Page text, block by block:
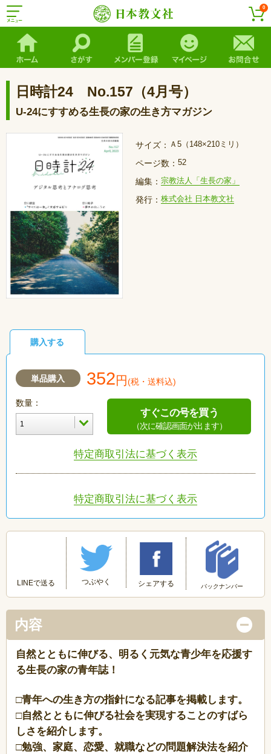
0
日時計24 No.157（4月号）
U-24にすすめる生長の家の生き方マガジン
サイズ： Ａ5（148×210ミリ）
ページ数： 52
編集： 宗教法人「生長の家」
発行： 株式会社 日本教文社
購入する
単品購入 352円(税・送料込)
数量：
すぐこの号を買う
（次に確認画面が出ます）
特定商取引法に基づく表示
特定商取引法に基づく表示
LINEで送る つぶやく シェアする バックナンバー
内容
自然とともに伸びる、明るく元気な青少年を応援す
る生長の家の青年誌！
□青年への生き方の指針になる記事を掲載します。
□自然とともに伸びる社会を実現することのすばら
しさを紹介します。
□勉強、家庭、恋愛、就職などの問題解決法を紹介